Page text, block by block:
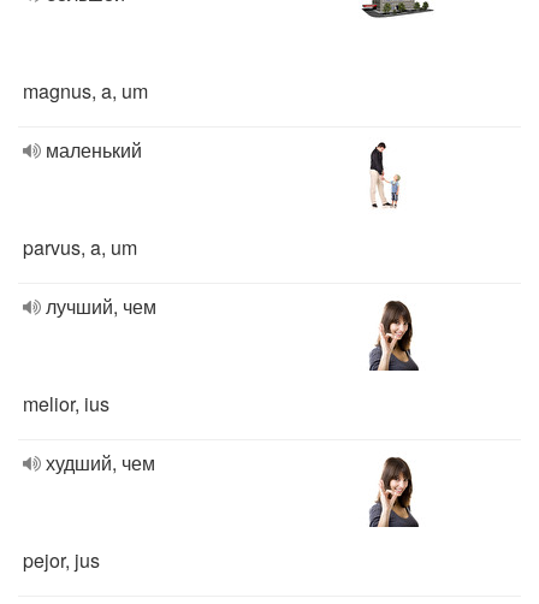
magnus, a, um
маленький
parvus, a, um
лучший, чем
melior, ius
худший, чем
pejor, jus